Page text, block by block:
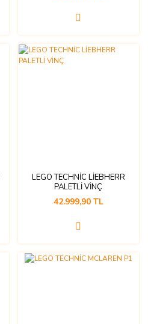
LEGO TECHNİC LİEBHERR
PALETLİ VİNÇ
42.999,90 TL